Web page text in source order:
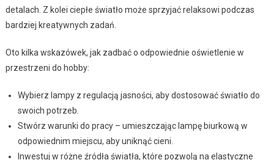
detalach. Z kolei ciepłe światło może sprzyjać relaksowi podczas
bardziej kreatywnych zadań.
Oto kilka wskazówek, jak zadbać o odpowiednie oświetlenie w
przestrzeni do hobby:
Wybierz lampy z regulacją jasności, aby dostosować światło do
swoich potrzeb.
Stwórz warunki do pracy – umieszczając lampę biurkową w
odpowiednim miejscu, aby uniknąć cieni.
Inwestuj w różne źródła światła, które pozwolą na elastyczne